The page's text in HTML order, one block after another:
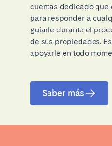
cuentas dedicado que
para responder a
guiarle durante el
de sus propiedades.
apoyarle en todo
Saber más